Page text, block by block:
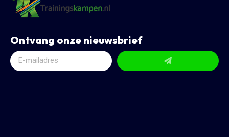
Ontvang onze nieuwsbrief